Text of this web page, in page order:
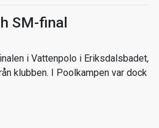
SM-final
i Vattenpolo i Eriksdalsbadet,
klubben. I Poolkampen var dock